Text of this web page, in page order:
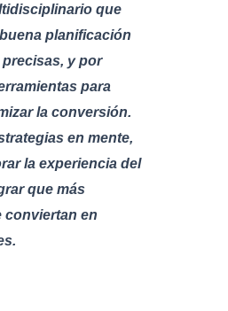
que
planificación
y por
para
la conversión.
en mente,
la experiencia del
que más
conviertan en